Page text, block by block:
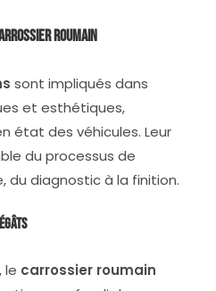
Roumain
sont impliqués dans
et esthétiques,
état des véhicules. Leur
du processus de
du diagnostic à la finition.
le carrossier roumain